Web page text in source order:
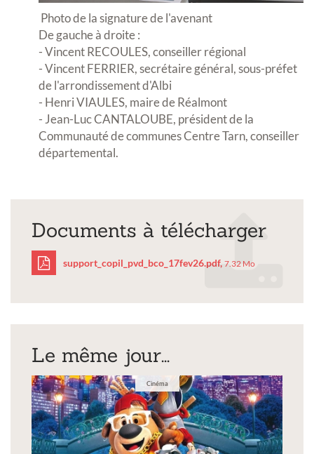
Photo de la signature de l'avenant
De gauche à droite :
- Vincent RECOULES, conseiller régional
- Vincent FERRIER, secrétaire général, sous-préfet
de l'arrondissement d'Albi
- Henri VIAULES, maire de Réalmont
- Jean-Luc CANTALOUBE, président de la
Communauté de communes Centre Tarn, conseiller
départemental.
Documents à télécharger
support_copil_pvd_bco_17fev26.pdf, 7.32 Mo
Le même jour...
Cinéma